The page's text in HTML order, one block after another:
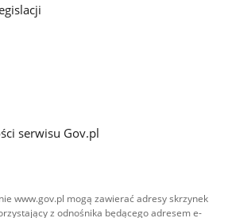
serwisu Gov.pl
www.gov.pl mogą zawierać adresy skrzynek
z odnośnika będącego adresem e-